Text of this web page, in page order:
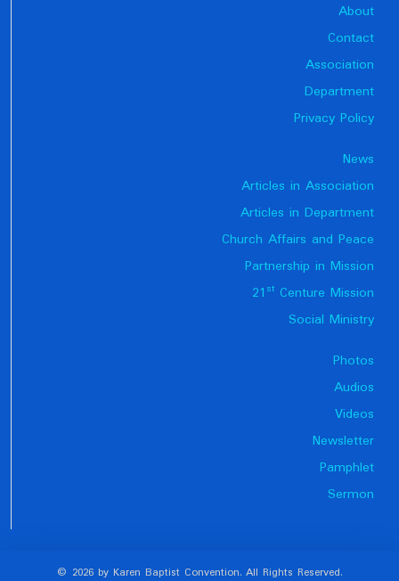
About
Contact
Association
Department
Privacy Policy
News
Articles in Association
Articles in Department
Church Affairs and Peace
Partnership in Mission
21 st Centure Mission
Social Ministry
Photos
Audios
Videos
Newsletter
Pamphlet
Sermon
© 2026 by Karen Baptist Convention. All Rights Reserved.